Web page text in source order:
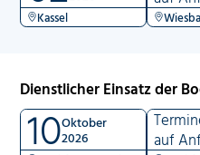
Kassel
Dienstlicher Einsatz der
10Oktober
2026
auf